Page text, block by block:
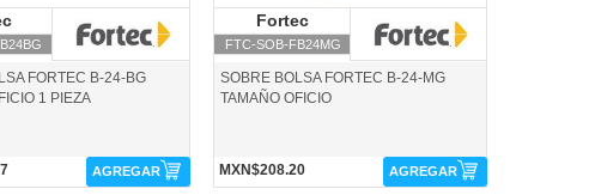
FORTEC B-24-BG
1 PIEZA
AGREGAR
Fortec
FTC-SOB-FB24MG
SOBRE BOLSA FORTEC B-24-MG
TAMAÑO OFICIO
MXN$208.20 AGREGAR